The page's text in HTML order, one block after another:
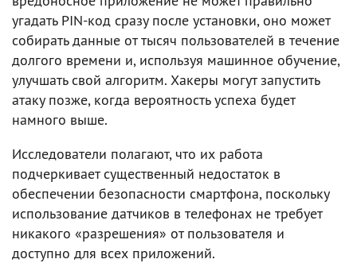
угадать PIN-код сразу после установки, оно может
собирать данные от тысяч пользователей в течение
долгого времени и, используя машинное обучение,
улучшать свой алгоритм. Хакеры могут запустить
атаку позже, когда вероятность успеха будет
намного выше.
Исследователи полагают, что их работа
подчеркивает существенный недостаток в
обеспечении безопасности смартфона, поскольку
использование датчиков в телефонах не требует
никакого «разрешения» от пользователя и
доступно для всех приложений.